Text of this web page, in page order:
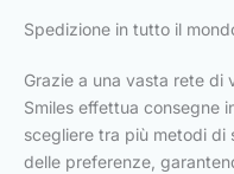
Spedizione in tutto il
Grazie a una vasta rete di
Smiles effettua consegne
scegliere tra più metodi di
delle preferenze,